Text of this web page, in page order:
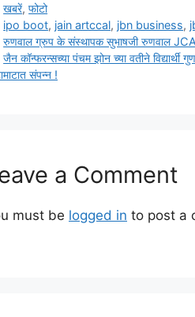
Categories
खबरें,फोटो
Tags
ipo boot, jain artccal, jbn business,
रुणवाल ग्रुप के संस्थापक सुभाषजी रुणवाल JCAF
जैन कॉन्फरन्सच्या पंचम झोन च्या वतीने विद्यार्थी
संपन्न !
a Comment
must be logged in to post a